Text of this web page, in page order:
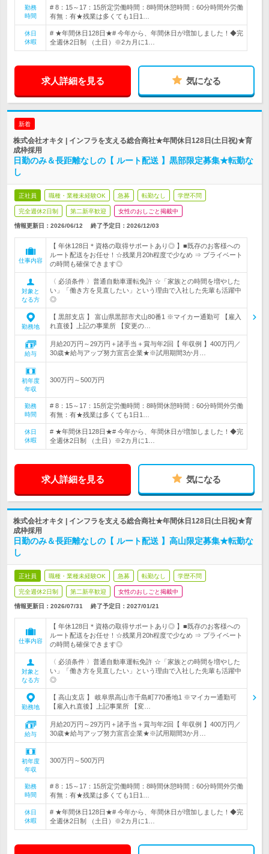
勤務
時間
# 8：15～17：15所定労働時間：8時間休憩時間：60分時間外労働
有無：有★残業は多くても1日1…
休日
休暇
# ★年間休日128日★# 今年から、年間休日が増加しました！◆完
全週休2日制 （土日）※2カ月に1…
求人詳細を見る 気になる
新着
株式会社オキタ | インフラを支える総合商社★年間休日128日(土日祝)★育
成枠採用
日勤のみ＆長距離なしの【 ルート配送 】黒部限定募集★転勤な
し
正社員 職種・業種未経験OK 急募 転勤なし 学歴不問
完全週休2日制 第二新卒歓迎 女性のおしごと掲載中
情報更新日：2026/06/12 終了予定日： 2026/12/03
仕事内容
【 年休128日＊資格の取得サポートあり◎ 】■既存のお客様への
ルート配送をお任せ！☆残業月20h程度で少なめ ⇒ プライベート
の時間も確保できます◎
対象と
なる方
〈 必須条件 〉普通自動車運転免許 ☆「家族との時間を増やした
い」「働き方を見直したい」という理由で入社した先輩も活躍中
◎
勤務地
【 黒部支店 】 富山県黒部市犬山80番1 ※マイカー通勤可 【雇入
れ直後】上記の事業所 【変更の…
給与
月給20万円～29万円＋諸手当＋賞与年2回【 年収例 】400万円／
30歳★給与アップ努力宣言企業★※試用期間3か月…
初年度
年収
300万円～500万円
勤務
時間
# 8：15～17：15所定労働時間：8時間休憩時間：60分時間外労働
有無：有★残業は多くても1日1…
休日
休暇
# ★年間休日128日★# 今年から、年間休日が増加しました！◆完
全週休2日制 （土日）※2カ月に1…
求人詳細を見る 気になる
株式会社オキタ | インフラを支える総合商社★年間休日128日(土日祝)★育
成枠採用
日勤のみ＆長距離なしの【 ルート配送 】高山限定募集★転勤な
し
正社員 職種・業種未経験OK 急募 転勤なし 学歴不問
完全週休2日制 第二新卒歓迎 女性のおしごと掲載中
情報更新日：2026/07/31 終了予定日： 2027/01/21
仕事内容
【 年休128日＊資格の取得サポートあり◎ 】■既存のお客様への
ルート配送をお任せ！☆残業月20h程度で少なめ ⇒ プライベート
の時間も確保できます◎
対象と
なる方
〈 必須条件 〉普通自動車運転免許 ☆「家族との時間を増やした
い」「働き方を見直したい」という理由で入社した先輩も活躍中
◎
勤務地
【 高山支店 】 岐阜県高山市千島町770番地1 ※マイカー通勤可
【雇入れ直後】上記事業所 【変…
給与
月給20万円～29万円＋諸手当＋賞与年2回【 年収例 】400万円／
30歳★給与アップ努力宣言企業★※試用期間3か月…
初年度
年収
300万円～500万円
勤務
時間
# 8：15～17：15所定労働時間：8時間休憩時間：60分時間外労働
有無：有★残業は多くても1日1…
休日
休暇
# ★年間休日128日★# 今年から、年間休日が増加しました！◆完
全週休2日制 （土日）※2カ月に1…